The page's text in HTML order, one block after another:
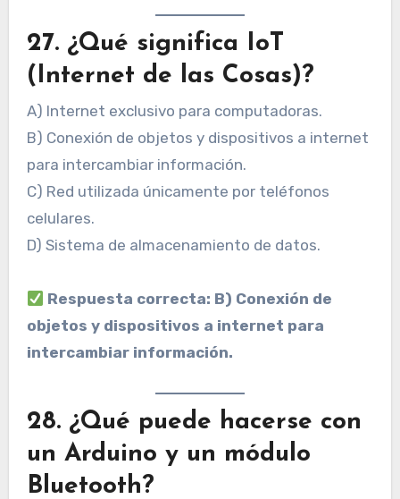
27. ¿Qué significa IoT
(Internet de las Cosas)?
A) Internet exclusivo para computadoras.
B) Conexión de objetos y dispositivos a internet
para intercambiar información.
C) Red utilizada únicamente por teléfonos
celulares.
D) Sistema de almacenamiento de datos.
Respuesta correcta: B) Conexión de
objetos y dispositivos a internet para
intercambiar información.
28. ¿Qué puede hacerse con
un Arduino y un módulo
Bluetooth?